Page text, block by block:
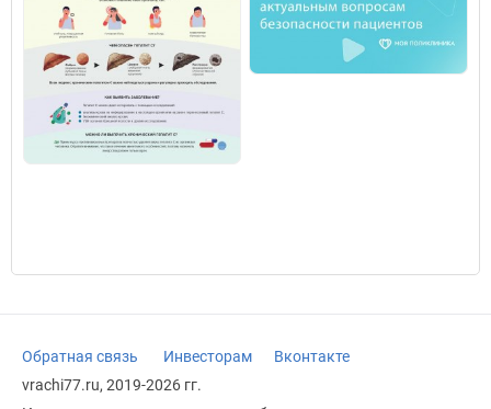
Обратная связь Инвесторам
Вконтакте
vrachi77.ru, 2019-2026 гг.